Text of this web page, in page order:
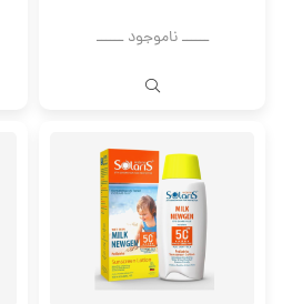
ــــــ ناموجود ــــــ